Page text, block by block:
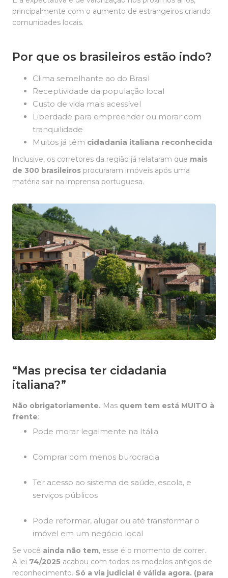
principalmente com o aumento de estrangeiros criando
comunidades locais.
Por que os brasileiros estão indo?
Clima semelhante ao do Brasil
Receptividade da população local
Custo de vida mais acessível
Liberdade para empreender ou morar com
tranquilidade
Muitos já têm cidadania italiana reconhecida
Inclusive, os corretores da região já relataram que mais
de 300 brasileiros procuraram imóveis após uma
matéria sair na imprensa portuguesa.
“Mas precisa ter cidadania
italiana?”
Não obrigatoriamente. Mas quem tem está MUITO à
frente:
Pode morar legalmente na Itália
Comprar com menos burocracia
Ter acesso ao sistema de saúde, escola, e
serviços públicos
Pode reformar, alugar ou até transformar o
imóvel em um negócio local
Se você ainda não tem, esse é o momento de correr.
A lei 74/2025 acabou com todos os modelos antigos de
reconhecimento. Só a via judicial é válida agora. (para